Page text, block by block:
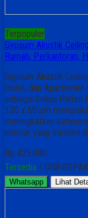
Terpopuler
Gypsum Akustik
Rumah, Perkantoran,
Gypsum Akustik
Hotel, dan
sebagai Solusi Plafon
120 x 60 cm
meningkatkan
interior yang modern
Rp 425.000
Tersedia / GIM-
Whatsapp Lihat